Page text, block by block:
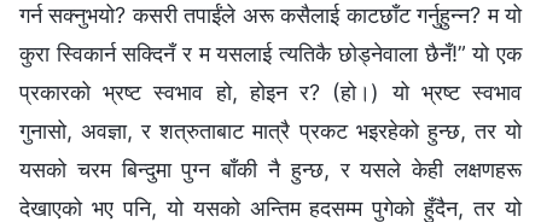
गर्न सक्‍नुभयो? कसरी तपाईंले अरू कसैलाई काटछाँट गर्नुहुन्‍न? म यो
कुरा स्विकार्न सक्दिनँ र म यसलाई त्यतिकै छोड्नेवाला छैनँ!” यो एक
प्रकारको भ्रष्ट स्वभाव हो, होइन र? (हो।) यो भ्रष्ट स्वभाव
गुनासो, अवज्ञा, र शत्रुताबाट मात्रै प्रकट भइरहेको हुन्छ, तर यो
यसको चरम बिन्दुमा पुग्‍न बाँकी नै हुन्छ, र यसले केही लक्षणहरू
देखाएको भए पनि, यो यसको अन्तिम हदसम्‍म पुगेको हुँदैन, तर यो